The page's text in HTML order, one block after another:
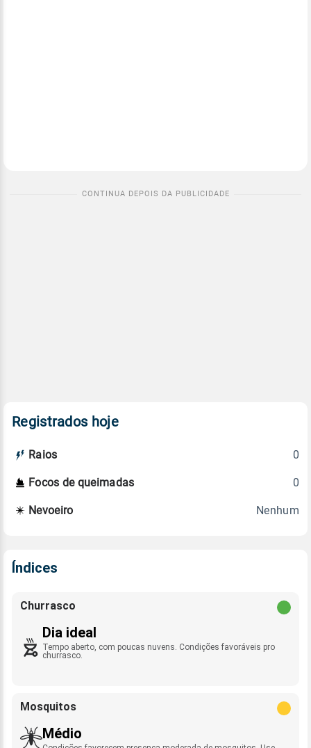
Registrados hoje
Raios 0
Focos de queimadas 0
Nevoeiro Nenhum
Índices
Churrasco
Dia ideal
Tempo aberto, com poucas nuvens. Condições favoráveis pro
churrasco.
Mosquitos
Médio